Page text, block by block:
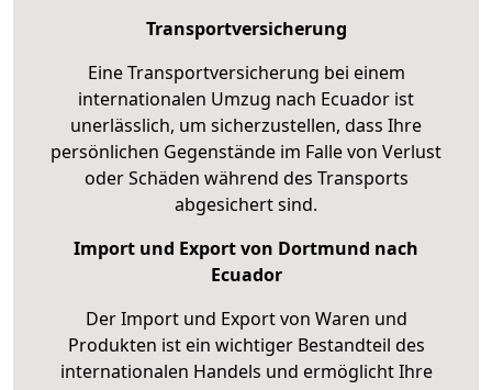
Transportversicherung
Eine Transportversicherung bei einem
internationalen Umzug nach Ecuador ist
unerlässlich, um sicherzustellen, dass Ihre
persönlichen Gegenstände im Falle von Verlust
oder Schäden während des Transports
abgesichert sind.
Import und Export von Dortmund nach
Ecuador
Der Import und Export von Waren und
Produkten ist ein wichtiger Bestandteil des
internationalen Handels und ermöglicht Ihre